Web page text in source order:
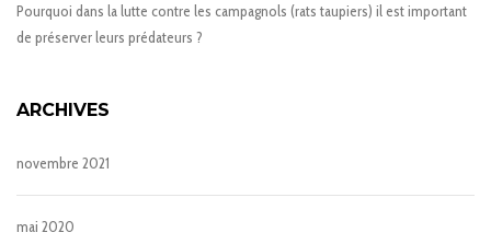
Pourquoi dans la lutte contre les campagnols (rats taupiers) il est important
de préserver leurs prédateurs ?
ARCHIVES
novembre 2021
mai 2020